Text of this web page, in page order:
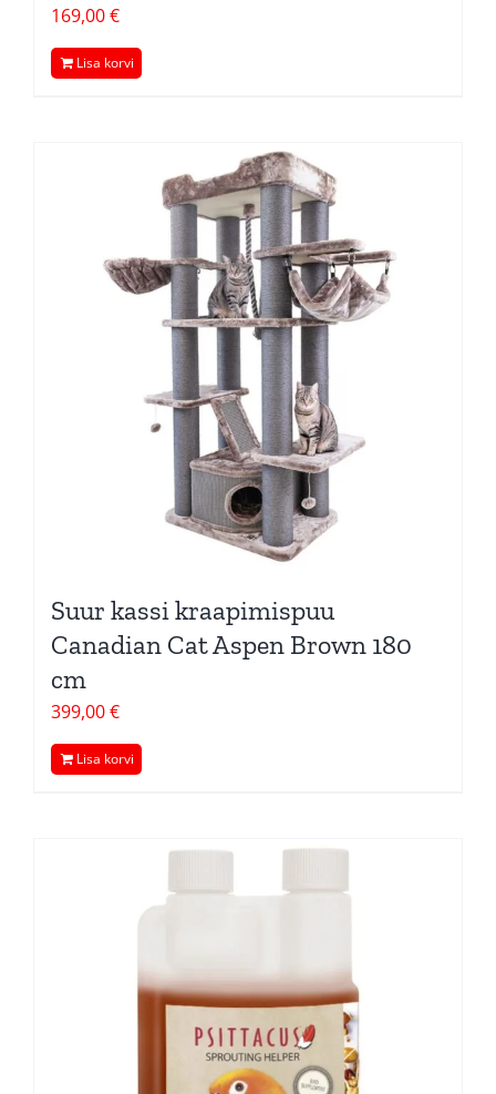
169,00€
Lisa korvi
Suur kassi kraapimispuu
Canadian Cat Aspen Brown 180
cm
399,00€
Lisa korvi